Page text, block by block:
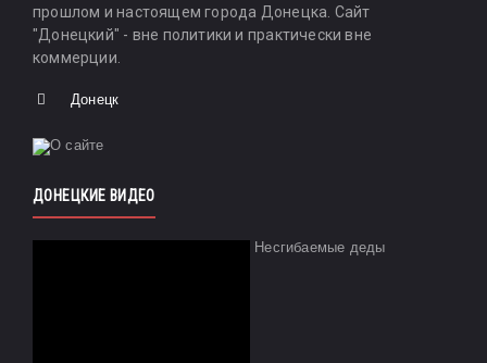
прошлом и настоящем города Донецка. Сайт
"Донецкий" - вне политики и практически вне
коммерции.
Донецк
ДОНЕЦКИЕ ВИДЕО
Несгибаемые деды